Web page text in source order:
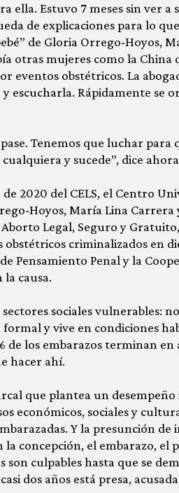
ella. Estuvo 7 meses sin ver a
de explicaciones para lo
de Gloria Orrego-Hoyos,
otras mujeres como la China
eventos obstétricos. La
escucharla. Rápidamente se
Tenemos que luchar para
y sucede”, dice
2020 del CELS, el Centro
Hoyos, María Lina Carrera
Legal, Seguro y Gratuito,
obstétricos criminalizados en
Pensamiento Penal y la
causa.
sociales vulnerables:
y vive en condiciones
de los embarazos terminan en
hacer ahí.
que plantea un desempeño
económicos, sociales y
Y la presunción de
concepción, el embarazo, el
son culpables hasta que se
dos años está presa,